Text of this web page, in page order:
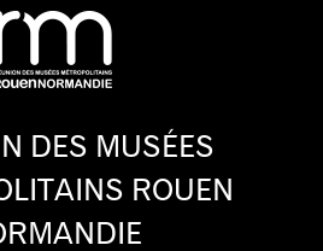
DES MUSÉES
ROUEN